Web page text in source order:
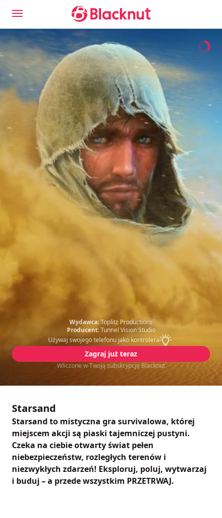
Wydawca:Toplitz Productions
Producent: Tunnel Vision Studio
Używaj swojego telefonu jako kontrolera
Zagraj już teraz
Wliczone w Twoją subskrypcję Blacknut
Starsand
Starsand to mistyczna gra survivalowa, której
miejscem akcji są piaski tajemniczej pustyni.
Czeka na ciebie otwarty świat pełen
niebezpieczeństw, rozległych terenów i
niezwykłych zdarzeń! Eksploruj, poluj, wytwarzaj
i buduj – a przede wszystkim PRZETRWAJ.